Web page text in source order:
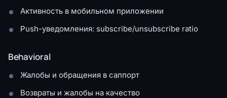
Активность в мобильном приложении
Push-уведомления: subscribe/unsubscribe ratio
Behavioral
Жалобы и обращения в саппорт
Возвраты и жалобы на качество